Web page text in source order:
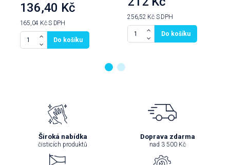
136,40 Kč
165,04 KčS DPH
Do košíku
256,52 Kč S DPH
Do košíku
Široká nabídka
čisticích produktů
Doprava zdarma
nad 3 500 Kč